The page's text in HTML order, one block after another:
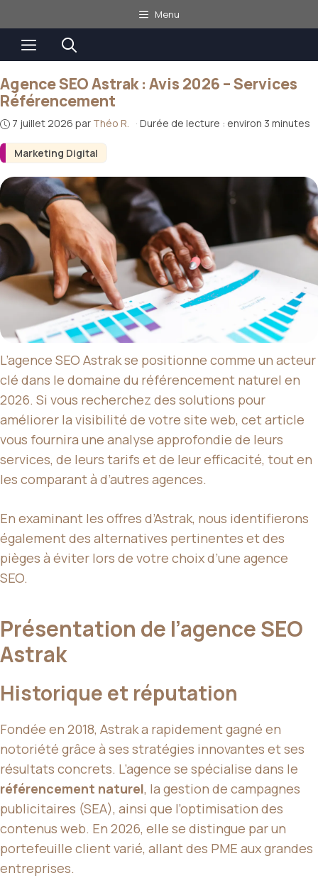
au
contenu
Menu
Menu
Marketing Digital
Agence SEO Astrak : Avis 2026 – Services
Référencement
7 juillet 2026 par Théo R. · Durée de lecture : environ 3 minutes
L’agence SEO Astrak se positionne comme un acteur
clé dans le domaine du référencement naturel en
2026. Si vous recherchez des solutions pour
améliorer la visibilité de votre site web, cet article
vous fournira une analyse approfondie de leurs
services, de leurs tarifs et de leur efficacité, tout en
les comparant à d’autres agences.
En examinant les offres d’Astrak, nous identifierons
également des alternatives pertinentes et des
pièges à éviter lors de votre choix d’une agence
SEO.
Présentation de l’agence SEO
Astrak
Historique et réputation
Fondée en 2018, Astrak a rapidement gagné en
notoriété grâce à ses stratégies innovantes et ses
résultats concrets. L’agence se spécialise dans le
référencement naturel, la gestion de campagnes
publicitaires (SEA), ainsi que l’optimisation des
contenus web. En 2026, elle se distingue par un
portefeuille client varié, allant des PME aux grandes
entreprises.